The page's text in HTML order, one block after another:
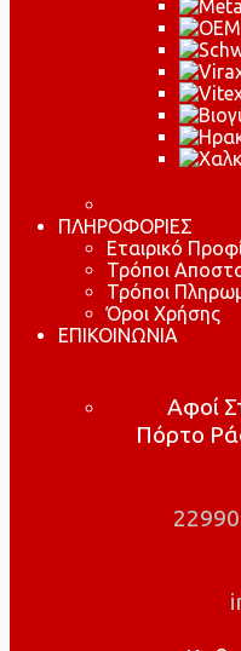
ΠΛΗΡΟΦΟΡΙΕΣ
Εταιρικό
Τρόποι
Τρόποι
Όροι Χρήσης
ΕΠΙΚΟΙΝΩΝΙΑ
Αφοί
Πόρτο